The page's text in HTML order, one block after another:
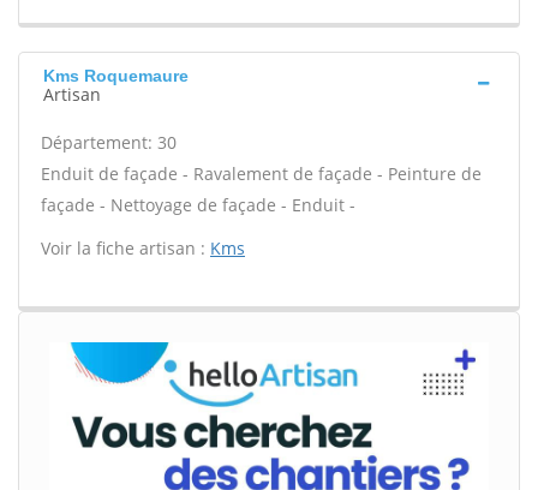
Kms Roquemaure
Artisan
Département: 30
Enduit de façade - Ravalement de façade - Peinture de
façade - Nettoyage de façade - Enduit -
Voir la fiche artisan : Kms